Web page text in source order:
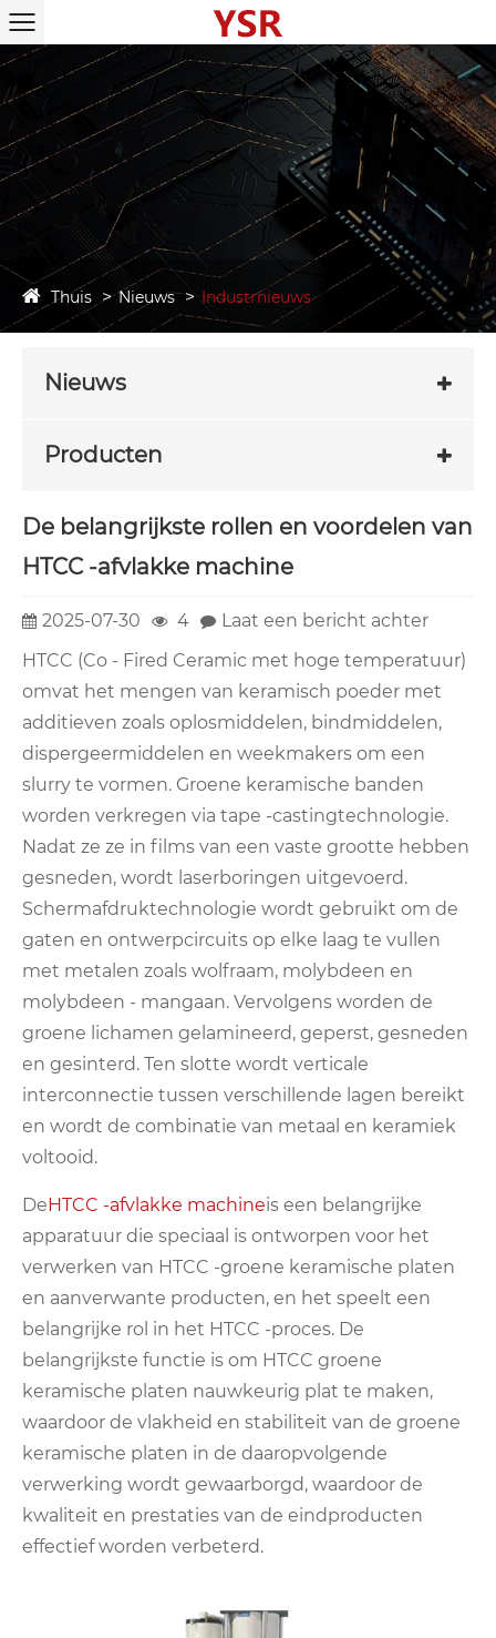
Thuis Nieuws Industrnieuws
Nieuws
Producten
De belangrijkste rollen en voordelen van
HTCC -afvlakke machine
2025-07-30 4
Laat een bericht achter
HTCC (Co - Fired Ceramic met hoge temperatuur)
omvat het mengen van keramisch poeder met
additieven zoals oplosmiddelen, bindmiddelen,
dispergeermiddelen en weekmakers om een
slurry te vormen. Groene keramische banden
worden verkregen via tape -castingtechnologie.
Nadat ze ze in films van een vaste grootte hebben
gesneden, wordt laserboringen uitgevoerd.
Schermafdruktechnologie wordt gebruikt om de
gaten en ontwerpcircuits op elke laag te vullen
met metalen zoals wolfraam, molybdeen en
molybdeen - mangaan. Vervolgens worden de
groene lichamen gelamineerd, geperst, gesneden
en gesinterd. Ten slotte wordt verticale
interconnectie tussen verschillende lagen bereikt
en wordt de combinatie van metaal en keramiek
voltooid.
DeHTCC -afvlakke machineis een belangrijke
apparatuur die speciaal is ontworpen voor het
verwerken van HTCC -groene keramische platen
en aanverwante producten, en het speelt een
belangrijke rol in het HTCC -proces. De
belangrijkste functie is om HTCC groene
keramische platen nauwkeurig plat te maken,
waardoor de vlakheid en stabiliteit van de groene
keramische platen in de daaropvolgende
verwerking wordt gewaarborgd, waardoor de
kwaliteit en prestaties van de eindproducten
effectief worden verbeterd.